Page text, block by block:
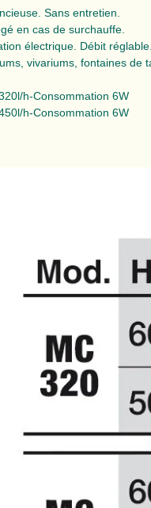
Sans entretien.
en cas de surchauffe.
électrique. Débit réglable.
vivariums, fontaines de
h-Consommation 6W
h-Consommation 6W